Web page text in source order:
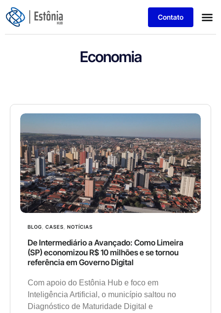
Contato
Economia
BLOG CASES NOTÍCIAS
De Intermediário a Avançado: Como Limeira
(SP) economizou R$ 10 milhões e se tornou
referência em Governo Digital
Com apoio do Estônia Hub e foco em
Inteligência Artificial, o município saltou no
Diagnóstico de Maturidade Digital e